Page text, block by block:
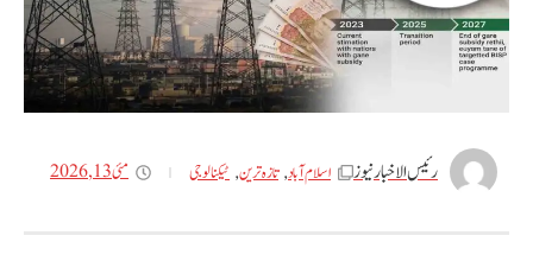
رئیس الاخبار نیوز اسلام آباد,تازه ترین, ٹیکنالوجی مئی 13, 2026